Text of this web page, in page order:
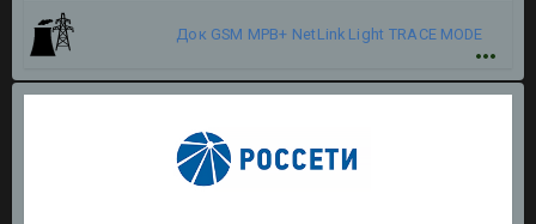
Док GSM МРВ+ NetLink Light TRACE MODE